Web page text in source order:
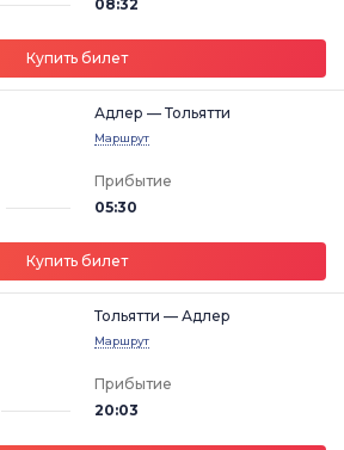
08:32
Купить билет
Адлер — Тольятти
Маршрут
Прибытие
05:30
Купить билет
Тольятти — Адлер
Маршрут
Прибытие
20:03